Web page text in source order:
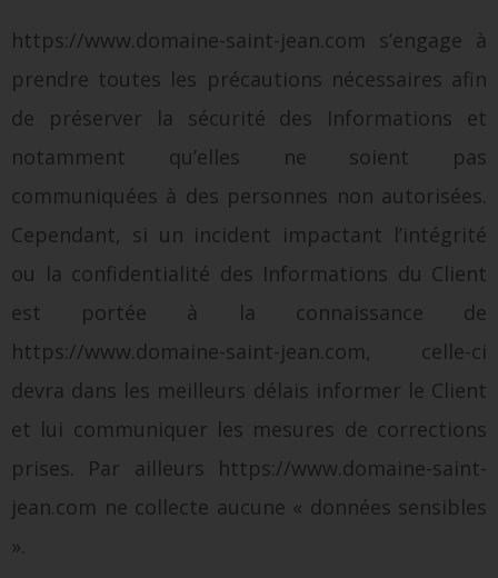
https://www.domaine-saint-jean.com s’engage à
prendre toutes les précautions nécessaires afin
de préserver la sécurité des Informations et
notamment qu’elles ne soient pas
communiquées à des personnes non autorisées.
Cependant, si un incident impactant l’intégrité
ou la confidentialité des Informations du Client
est portée à la connaissance de
https://www.domaine-saint-jean.com, celle-ci
devra dans les meilleurs délais informer le Client
et lui communiquer les mesures de corrections
prises. Par ailleurs https://www.domaine-saint-
jean.com ne collecte aucune « données sensibles
».